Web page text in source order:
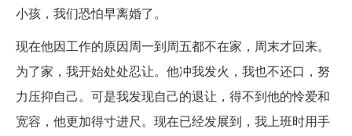
小孩，我们恐怕早离婚了。
现在他因工作的原因周一到周五都不在家，周末才回来。
为了家，我开始处处忍让。他冲我发火，我也不还口，努
力压抑自己。可是我发现自己的退让，得不到他的怜爱和
宽容，他更加得寸进尺。现在已经发展到，我上班时用手